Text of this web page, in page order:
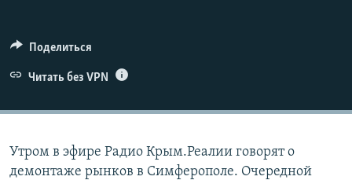
КРЫМ.НЕПОКОРЕННЫЙ
ELIFBE
Поделиться
Читать без VPN
Утром в эфире Радио Крым.Реалии говорят о
демонтаже рынков в Симферополе. Очередной